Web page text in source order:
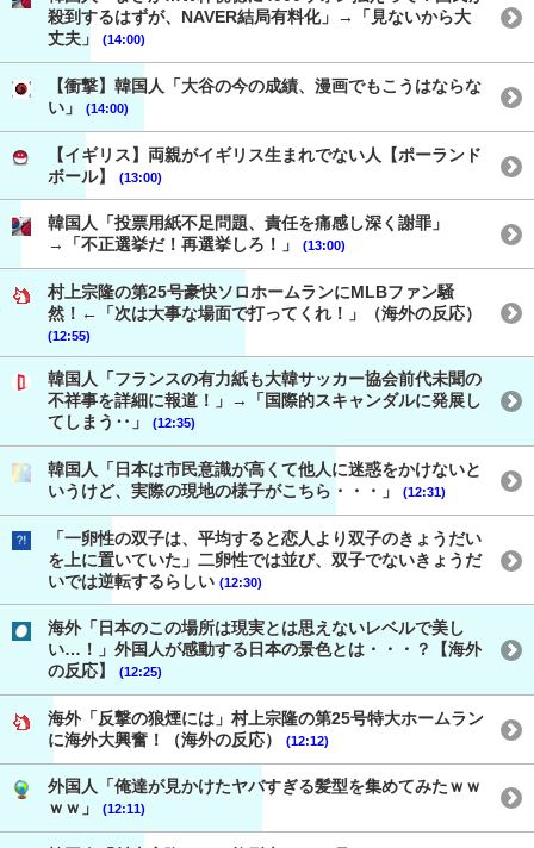
殺到するはずが、NAVER結局有料化」→「見ないから大
丈夫」
(14:00)
【衝撃】韓国人「大谷の今の成績、漫画でもこうはならな
い」
(14:00)
【イギリス】両親がイギリス生まれでない人【ポーランド
ボール】
(13:00)
韓国人「投票用紙不足問題、責任を痛感し深く謝罪」
→「不正選挙だ！再選挙しろ！」
(13:00)
村上宗隆の第25号豪快ソロホームランにMLBファン騒
然！←「次は大事な場面で打ってくれ！」（海外の反応）
(12:55)
韓国人「フランスの有力紙も大韓サッカー協会前代未聞の
不祥事を詳細に報道！」→「国際的スキャンダルに発展し
てしまう‥」
(12:35)
韓国人「日本は市民意識が高くて他人に迷惑をかけないと
いうけど、実際の現地の様子がこちら・・・」
(12:31)
「一卵性の双子は、平均すると恋人より双子のきょうだい
を上に置いていた」二卵性では並び、双子でないきょうだ
いでは逆転するらしい (12:30)
海外「日本のこの場所は現実とは思えないレベルで美し
い…！」外国人が感動する日本の景色とは・・・？【海外
の反応】
(12:25)
海外「反撃の狼煙には」村上宗隆の第25号特大ホームラン
に海外大興奮！（海外の反応）
(12:12)
外国人「俺達が見かけたヤバすぎる髪型を集めてみたｗｗ
ｗｗ」
(12:11)